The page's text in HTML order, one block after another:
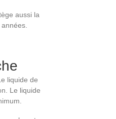
aussi la
liquide de
Le liquide